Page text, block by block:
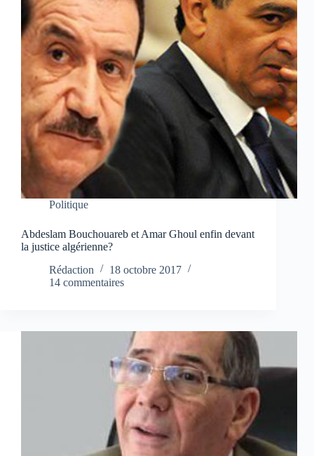
Politique
Abdeslam Bouchouareb et Amar Ghoul enfin devant
la justice algérienne?
Rédaction
18 octobre 2017
14 commentaires